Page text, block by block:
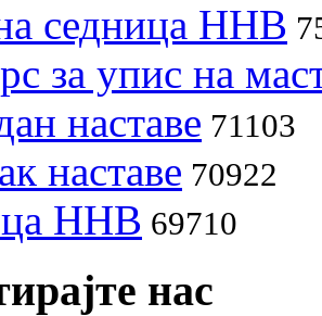
седница ННВ
за упис на
наставе 71103
наставе 70922
ННВ 69710
нас